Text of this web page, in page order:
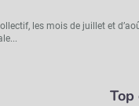
les mois de juillet et